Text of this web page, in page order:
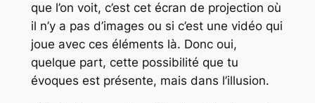
que l’on voit, c’est cet écran de projection où
il n’y a pas d’images ou si c’est une vidéo qui
joue avec ces éléments là. Donc oui,
quelque part, cette possibilité que tu
évoques est présente, mais dans l’illusion.